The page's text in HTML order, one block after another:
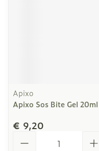
Apixo
Apixo Sos Bite Gel 20ml
€ 9,20